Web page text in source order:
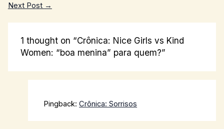
Next Post →
1 thought on “Crônica: Nice Girls vs Kind
Women: “boa menina” para quem?”
Pingback:Crônica: Sorrisos